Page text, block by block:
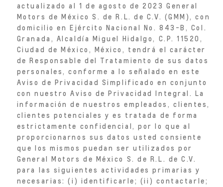
actualizado al 1 de agosto de 2023 General
Motors de México S. de R.L. de C.V. (GMM), con
domicilio en Ejército Nacional No. 843-B, Col.
Granada, Alcaldía Miguel Hidalgo, C.P. 11520,
Ciudad de México, México, tendrá el carácter
de Responsable del Tratamiento de sus datos
personales, conforme a lo señalado en este
Aviso de Privacidad Simplificado en conjunto
con nuestro Aviso de Privacidad Integral. La
información de nuestros empleados, clientes,
clientes potenciales y es tratada de forma
estrictamente confidencial, por lo que al
proporcionarnos sus datos usted consiente
que los mismos puedan ser utilizados por
General Motors de México S. de R.L. de C.V.
para las siguientes actividades primarias y
necesarias: (i) identificarle; (ii) contactarle;